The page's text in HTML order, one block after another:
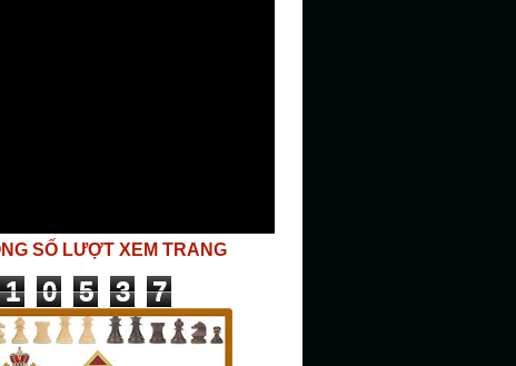
SỐ LƯỢT XEM TRANG
1 0 5 3 7